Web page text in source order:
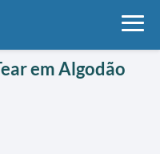
em Algodão